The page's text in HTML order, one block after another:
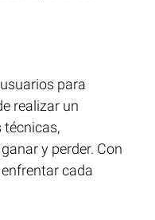
para
realizar un
técnicas,
y perder. Con
cada